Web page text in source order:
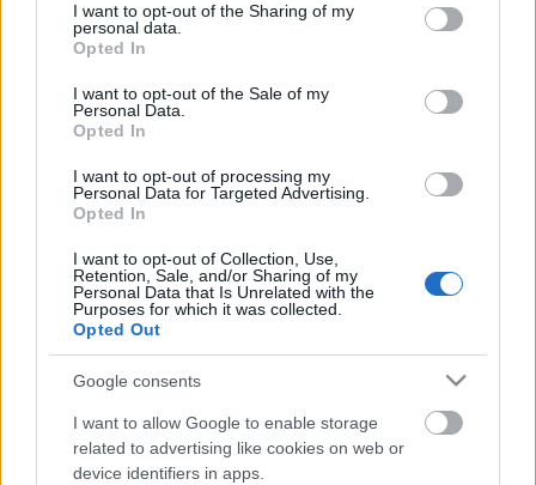
not limited to your visit or usage behaviour. You may click to
grant or deny consent to Google and its third-party tags to
use your data for below specified purposes in below Google
consent section.
I want to opt-out of the Sharing of my
personal data.
Opted In
I want to opt-out of the Sale of my
Personal Data.
Opted In
I want to opt-out of processing my
Personal Data for Targeted Advertising.
Opted In
I want to opt-out of Collection, Use,
Retention, Sale, and/or Sharing of my
Personal Data that Is Unrelated with the
Purposes for which it was collected.
Opted Out
Google consents
I want to allow Google to enable storage
related to advertising like cookies on web or
device identifiers in apps.
Újabb PKI #fail Az ehavi frissítőcsomag viszonylag
izgalmasra sikerült, kezdjük mindjárt azzal, hogy a
Google-nél észlelték, hogy a francia ANSSI hitelesítő
szolgáltató alá tartozó egyik CA a keresőóriás
domainjére szóló tanúsítványt állított ki. Ahogy az
érintett CA…
Frissítőkedd - 2013. november
buherator•2013. november 13.
Microsoft A Microsoft ebben a hónapban megkezdi
a SHA-1 üzenetpecsétet használó digitális
tanúsítványok kivezetését, "elavultnak" jelölve az
algoritmust a Root Certificate programban. Az
algoritmus 2016-tól nem lesz efogadható. Emellett
PKI-t érintő változás, hogy egy másik…